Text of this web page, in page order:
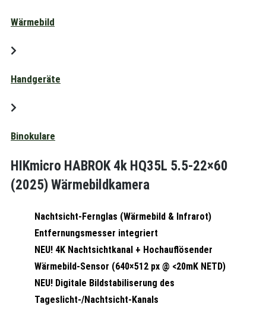
Wärmebild
Handgeräte
Binokulare
HIKmicro HABROK 4k HQ35L 5.5-22×60
(2025) Wärmebildkamera
Nachtsicht-Fernglas (Wärmebild & Infrarot)
Entfernungsmesser integriert
NEU! 4K Nachtsichtkanal + Hochauflösender
Wärmebild-Sensor (640×512 px @ <20mK NETD)
NEU! Digitale Bildstabiliserung des
Tageslicht-/Nachtsicht-Kanals